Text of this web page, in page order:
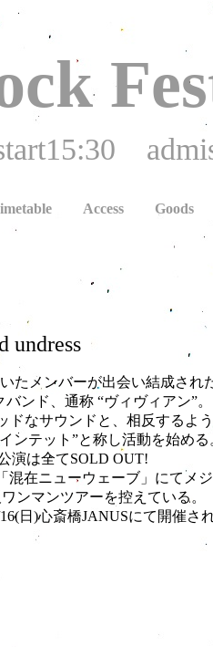
Access Goods
undress
たメンバーが出会い結成され
ンド、通称 “ヴィヴィアン”。
なサウンドと、相反するよ
ンテット”と称し活動を始める
演は全てSOLD OUT!
混在ニューウェーブ」にてメ
ンマンツアーを控えている。
日)心斎橋JANUSにて開催され